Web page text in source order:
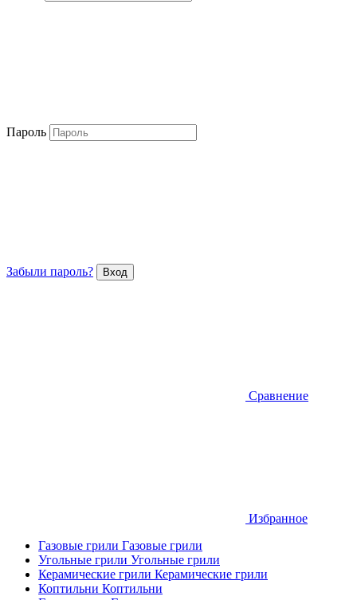
Пароль
Забыли пароль?
Сравнение
Избранное
Газовые грили Газовые грили
Угольные грили Угольные грили
Керамические грили Керамические грили
Коптильни Коптильни